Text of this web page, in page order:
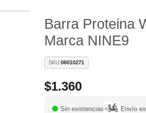
Barra Proteina
Marca NINE9
SKU:06010271
$1.360
Sin existencias Envío